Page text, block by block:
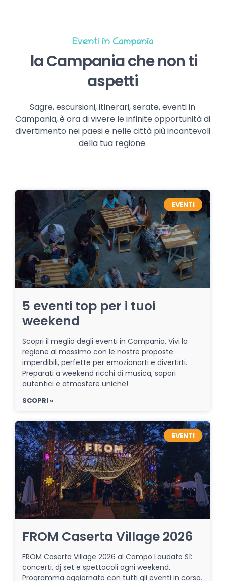
Eventi in Campania
la Campania che non ti
aspetti
Sagre, escursioni, itinerari, serate, eventi in
Campania, è ora di vivere le infinite opportunità di
divertimento nei paesi e nelle città più incantevoli
della tua regione.
EVENTI
5 eventi top per i tuoi
weekend
Scopri il meglio degli eventi in Campania. Vivi la
regione al massimo con le nostre proposte
imperdibili, perfette per emozionarti e divertirti.
Preparati a weekend ricchi di musica, sapori
autentici e atmosfere uniche!
SCOPRI »
EVENTI
FROM Caserta Village 2026
FROM Caserta Village 2026 al Campo Laudato Sì:
concerti, dj set e spettacoli ogni weekend.
Programma aggiornato con tutti gli eventi in corso.